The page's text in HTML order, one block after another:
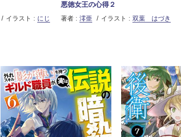
イラスト : にじ
悪徳女王の心得２
著者 : 澪亜 イラスト : 双葉 はづき